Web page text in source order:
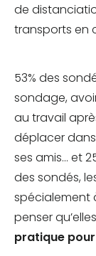
de
transports en
53% des
sondage,
au travail
déplacer
ses amis… et
des sondés,
spécialement
penser
pratique